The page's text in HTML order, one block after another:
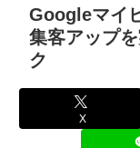
Googleマイ
集客アップ
ク
X